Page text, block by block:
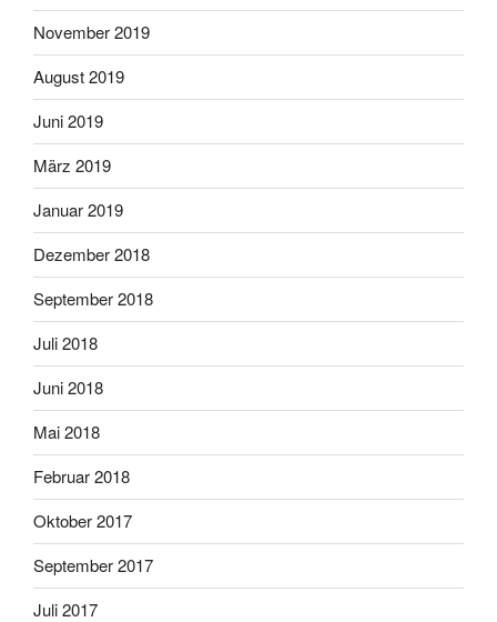
November 2019
August 2019
Juni 2019
März 2019
Januar 2019
Dezember 2018
September 2018
Juli 2018
Juni 2018
Mai 2018
Februar 2018
Oktober 2017
September 2017
Juli 2017